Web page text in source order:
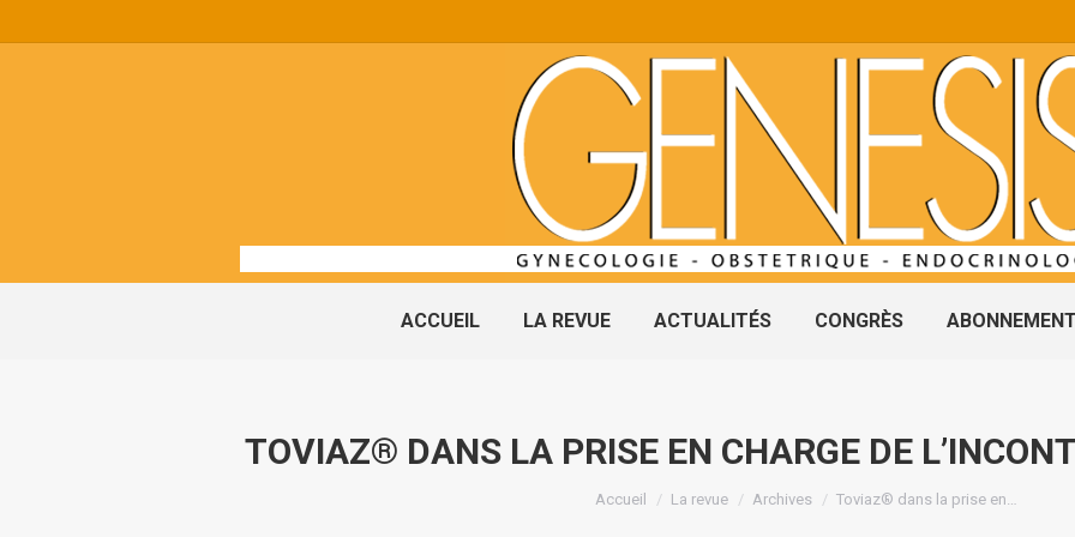
ACCUEIL LA REVUE ACTUALITÉS CONGRÈS ABONNEMENT
TOVIAZ® DANS LA PRISE EN CHARGE DE
Vous êtes ici :
Accueil La revue Archives Toviaz® dans la prise en…